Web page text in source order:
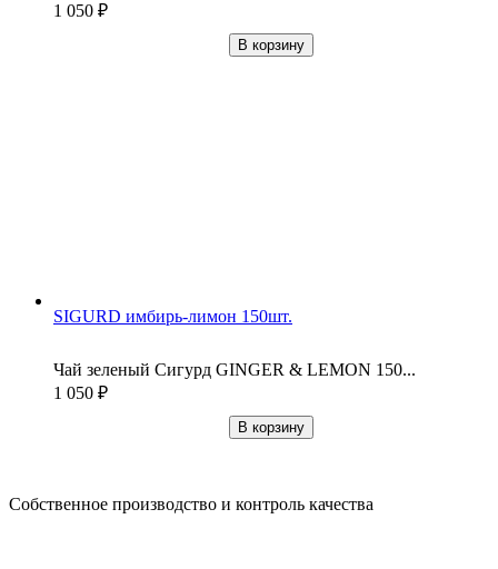
1 050 ₽
В корзину
SIGURD имбирь-лимон 150шт.
Чай зеленый Сигурд GINGER & LEMON 150...
1 050 ₽
В корзину
Собственное производство и контроль качества